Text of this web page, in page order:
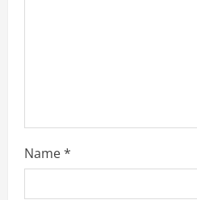
Name*